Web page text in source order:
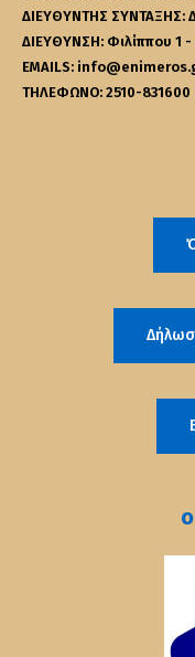
ΔΙΕΥΘΥΝΤΗΣ ΣΥΝΤΑΞΗΣ:
ΔΙΕΥΘΥΝΣΗ: Φιλίππου 1
EMAILS:
ΤΗΛΕΦΩΝΟ: 2510-831600